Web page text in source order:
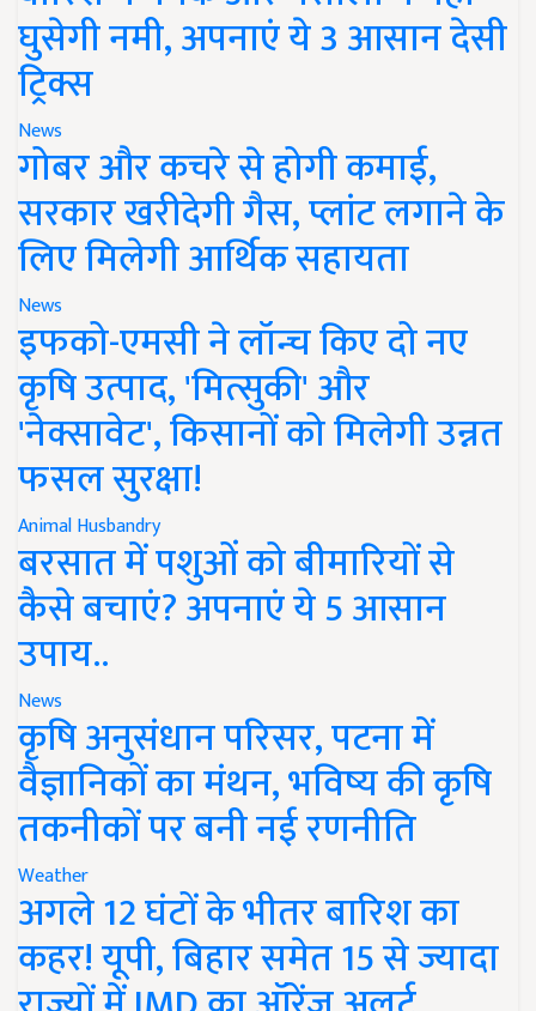
घुसेगी नमी, अपनाएं ये 3 आसान देसी
ट्रिक्स
News
गोबर और कचरे से होगी कमाई,
सरकार खरीदेगी गैस, प्लांट लगाने के
लिए मिलेगी आर्थिक सहायता
News
इफको-एमसी ने लॉन्च किए दो नए
कृषि उत्पाद, 'मित्सुकी' और
'नेक्सावेट', किसानों को मिलेगी उन्नत
फसल सुरक्षा!
Animal Husbandry
बरसात में पशुओं को बीमारियों से
कैसे बचाएं? अपनाएं ये 5 आसान
उपाय..
News
कृषि अनुसंधान परिसर, पटना में
वैज्ञानिकों का मंथन, भविष्य की कृषि
तकनीकों पर बनी नई रणनीति
Weather
अगले 12 घंटों के भीतर बारिश का
कहर! यूपी, बिहार समेत 15 से ज्यादा